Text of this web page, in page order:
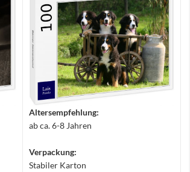
Altersempfehlung:
ab ca. 6-8 Jahren
Verpackung:
Stabiler Karton